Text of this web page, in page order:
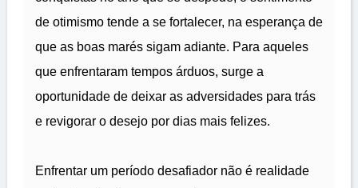
de otimismo tende a se fortalecer, na esperança de
que as boas marés sigam adiante. Para aqueles
que enfrentaram tempos árduos, surge a
oportunidade de deixar as adversidades para trás
e revigorar o desejo por dias mais felizes.
Enfrentar um período desafiador não é realidade